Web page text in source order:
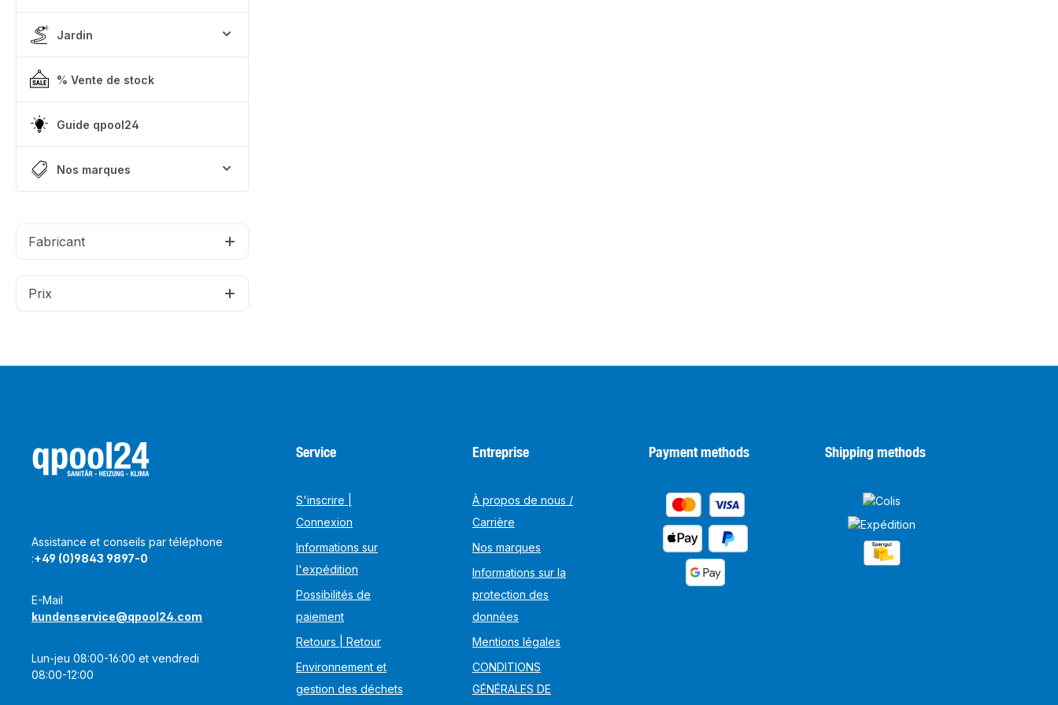
Jardin
% Vente de stock
Guide qpool24
Nos marques
Fabricant
Prix
Assistance et conseils par téléphone
:+49 (0)9843 9897-0
E-Mail
kundenservice@qpool24.com
Lun-jeu 08:00-16:00 et vendredi
08:00-12:00
Service
S'inscrire |
Connexion
Informations sur
l'expédition
Possibilités de
paiement
Retours | Retour
Environnement et
gestion des déchets
Entreprise
À propos de nous /
Carrière
Nos marques
Informations sur la
protection des
données
Mentions légales
CONDITIONS
GÉNÉRALES DE
Payment methods Shipping methods